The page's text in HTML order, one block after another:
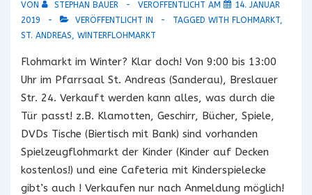
VON STEPHAN BAUER VERÖFFENTLICHT AM
14. JANUAR
2019
VERÖFFENTLICHT IN TAGGED WITH FLOHMARKT,
ST. ANDREAS, WINTERFLOHMARKT
Flohmarkt im Winter? Klar doch! Von 9:00 bis 13:00
Uhr im Pfarrsaal St. Andreas (Sanderau), Breslauer
Str. 24. Verkauft werden kann alles, was durch die
Tür passt! z.B. Klamotten, Geschirr, Bücher, Spiele,
DVDs Tische (Biertisch mit Bank) sind vorhanden
Spielzeugflohmarkt der Kinder (Kinder auf Decken
kostenlos!) und eine Cafeteria mit Kinderspielecke
gibt’s auch ! Verkaufen nur nach Anmeldung möglich!